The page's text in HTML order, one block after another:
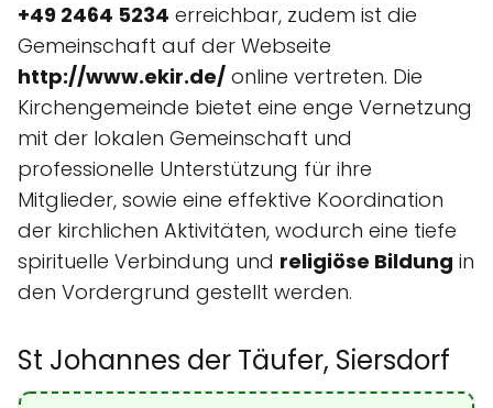
+49 2464 5234 erreichbar, zudem ist die
Gemeinschaft auf der Webseite
http://www.ekir.de/ online vertreten. Die
Kirchengemeinde bietet eine enge Vernetzung
mit der lokalen Gemeinschaft und
professionelle Unterstützung für ihre
Mitglieder, sowie eine effektive Koordination
der kirchlichen Aktivitäten, wodurch eine tiefe
spirituelle Verbindung und religiöse Bildung in
den Vordergrund gestellt werden.
St Johannes der Täufer, Siersdorf